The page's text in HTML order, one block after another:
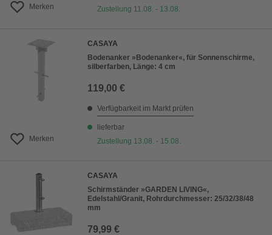
Merken
Zustellung 11.08. - 13.08.
Merken
CASAYA
Bodenanker »Bodenanker«, für Sonnenschirme,
silberfarben, Länge: 4 cm
119,00 €
Verfügbarkeit im Markt prüfen
lieferbar
Zustellung 13.08. - 15.08.
CASAYA
Schirmständer »GARDEN LIVING«,
Edelstahl/Granit, Rohrdurchmesser: 25/32/38/48
mm
79,99 €